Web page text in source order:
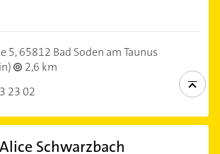
5,65812 Bad Soden am Taunus
2,6 km
23 02
Schwarzbach